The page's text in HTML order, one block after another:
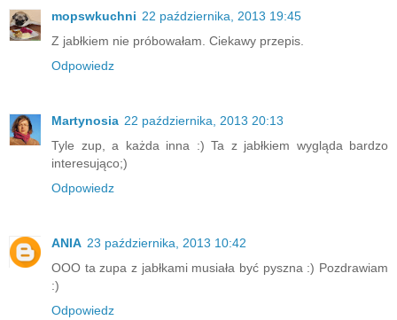
mopswkuchni 22 października, 2013 19:45
Z jabłkiem nie próbowałam. Ciekawy przepis.
Odpowiedz
Martynosia 22 października, 2013 20:13
Tyle zup, a każda inna :) Ta z jabłkiem wygląda bardzo
interesująco;)
Odpowiedz
ANIA 23 października, 2013 10:42
OOO ta zupa z jabłkami musiała być pyszna :) Pozdrawiam
:)
Odpowiedz